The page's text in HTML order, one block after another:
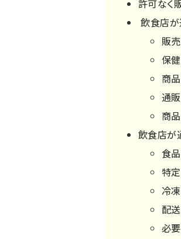
許可なく
飲食店
販
保
商
通
商
飲食店が
食
特
冷
配
必